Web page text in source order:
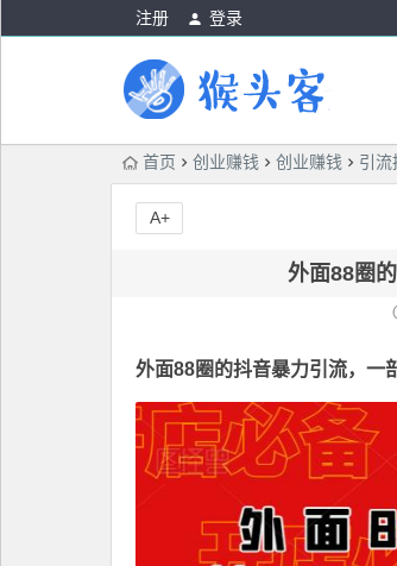
注册 登录
首页 创业赚钱 创业赚钱 引流
外面88圈
外面88圈的抖音暴力引流，一
A+